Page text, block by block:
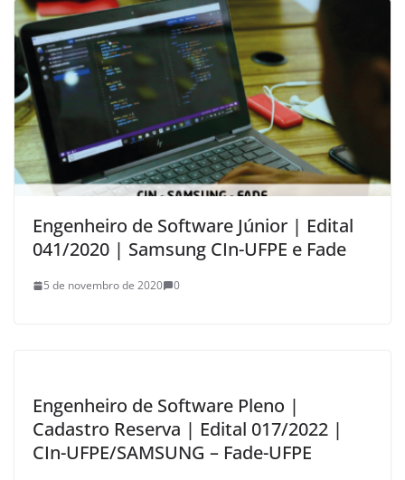
Engenheiro de Software Júnior | Edital
041/2020 | Samsung CIn-UFPE e Fade
5 de novembro de 2020 0
Engenheiro de Software Pleno |
Cadastro Reserva | Edital 017/2022 |
CIn-UFPE/SAMSUNG – Fade-UFPE